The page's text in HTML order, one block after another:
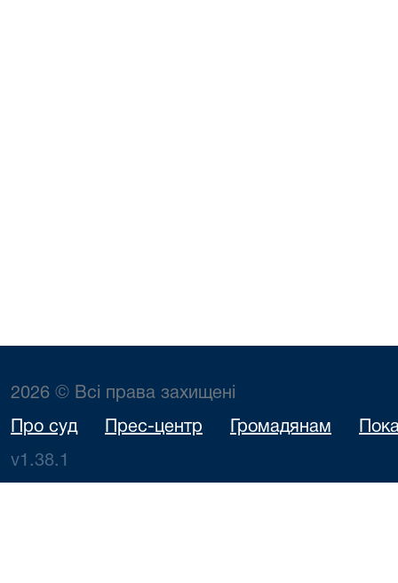
2026 © Всі права захищені
Про суд Прес-центр Громадянам
v1.38.1